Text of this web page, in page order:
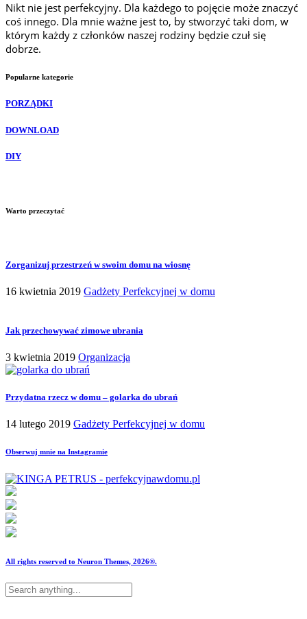
Nikt nie jest perfekcyjny. Dla każdego to pojęcie może znaczyć
coś innego. Dla mnie ważne jest to, by stworzyć taki dom, w
którym każdy z członków naszej rodziny będzie czuł się
dobrze.
Popularne kategorie
PORZĄDKI
DOWNLOAD
DIY
Warto przeczytać
Zorganizuj przestrzeń w swoim domu na wiosnę
16 kwietnia 2019 Gadżety Perfekcyjnej w domu
Jak przechowywać zimowe ubrania
3 kwietnia 2019 Organizacja
Przydatna rzecz w domu – golarka do ubrań
14 lutego 2019 Gadżety Perfekcyjnej w domu
Obserwuj mnie na Instagramie
All rights reserved to Neuron Themes, 2026®.